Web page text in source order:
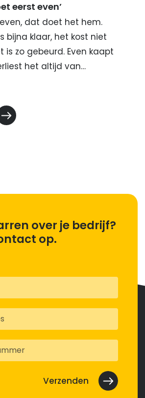
eerst even’
dat doet het hem.
bijna klaar, het kost niet
is zo gebeurd. Even kaapt
het altijd van…
over je bedrijf?
op.